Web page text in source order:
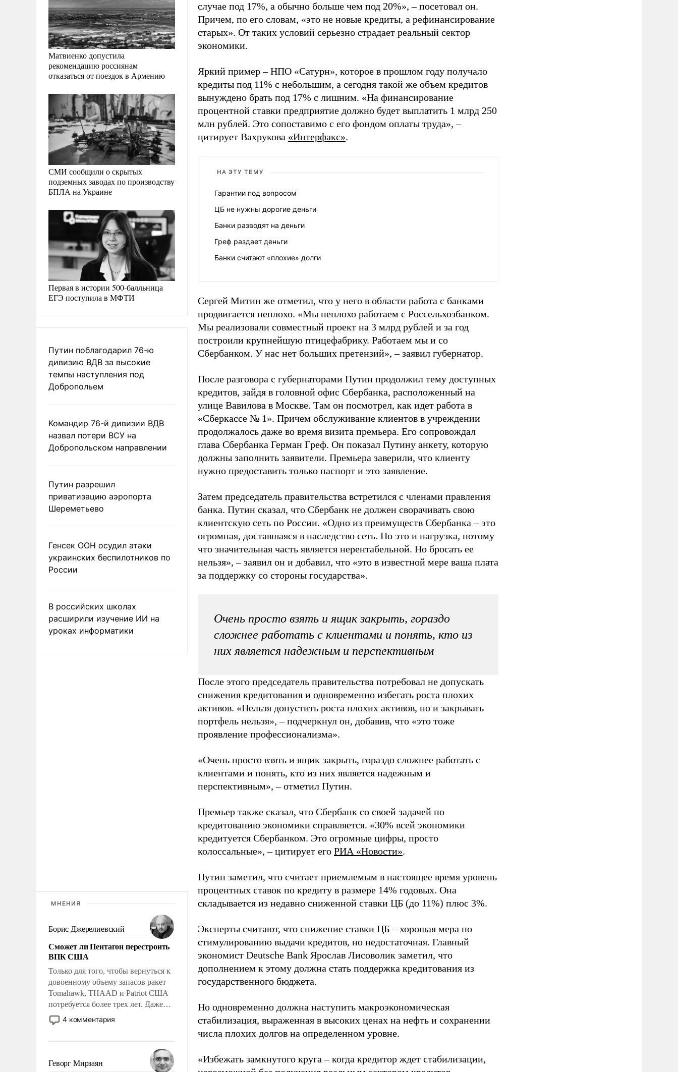
Матвиенко допустила
рекомендацию россиянам
отказаться от поездок в Армению
СМИ сообщили о скрытых
подземных заводах по производству
БПЛА на Украине
Первая в истории 500-балльница
ЕГЭ поступила в МФТИ
Путин поблагодарил 76-ю
дивизию ВДВ за высокие
темпы наступления под
Добропольем
Командир 76-й дивизии ВДВ
назвал потери ВСУ на
Добропольском направлении
Путин разрешил
приватизацию аэропорта
Шереметьево
Генсек ООН осудил атаки
украинских беспилотников по
России
В российских школах
расширили изучение ИИ на
уроках информатики
МНЕНИЯ
Борис Джерелиевский
Сможет ли Пентагон перестроить
ВПК США
Только для того, чтобы вернуться к
довоенному объему запасов ракет
Tomahawk, THAAD и Patriot США
потребуется более трех лет. Даже
небольшая война с Ираном
опустошила американские
уязвимости США, например, перед
4 комментария
Геворг Мирзаян
случае под 17%, а обычно больше чем под 20%», – посетовал он.
Причем, по его словам, «это не новые кредиты, а рефинансирование
старых». От таких условий серьезно страдает реальный сектор
экономики.
Яркий пример – НПО «Сатурн», которое в прошлом году получало
кредиты под 11% с небольшим, а сегодня такой же объем кредитов
вынуждено брать под 17% с лишним. «На финансирование
процентной ставки предприятие должно будет выплатить 1 млрд 250
млн рублей. Это сопоставимо с его фондом оплаты труда», –
цитирует Вахрукова «Интерфакс».
НА ЭТУ ТЕМУ
Гарантии под вопросом
ЦБ не нужны дорогие деньги
Банки разводят на деньги
Греф раздает деньги
Банки считают «плохие» долги
Сергей Митин же отметил, что у него в области работа с банками
продвигается неплохо. «Мы неплохо работаем с Россельхозбанком.
Мы реализовали совместный проект на 3 млрд рублей и за год
построили крупнейшую птицефабрику. Работаем мы и со
Сбербанком. У нас нет больших претензий», – заявил губернатор.
После разговора с губернаторами Путин продолжил тему доступных
кредитов, зайдя в головной офис Сбербанка, расположенный на
улице Вавилова в Москве. Там он посмотрел, как идет работа в
«Сберкассе № 1». Причем обслуживание клиентов в учреждении
продолжалось даже во время визита премьера. Его сопровождал
глава Сбербанка Герман Греф. Он показал Путину анкету, которую
должны заполнить заявители. Премьера заверили, что клиенту
нужно предоставить только паспорт и это заявление.
Затем председатель правительства встретился с членами правления
банка. Путин сказал, что Сбербанк не должен сворачивать свою
клиентскую сеть по России. «Одно из преимуществ Сбербанка – это
огромная, доставшаяся в наследство сеть. Но это и нагрузка, потому
что значительная часть является нерентабельной. Но бросать ее
нельзя», – заявил он и добавил, что «это в известной мере ваша плата
за поддержку со стороны государства».
Очень просто взять и ящик закрыть, гораздо
сложнее работать с клиентами и понять, кто из
них является надежным и перспективным
После этого председатель правительства потребовал не допускать
снижения кредитования и одновременно избегать роста плохих
активов. «Нельзя допустить роста плохих активов, но и закрывать
портфель нельзя», – подчеркнул он, добавив, что «это тоже
проявление профессионализма».
«Очень просто взять и ящик закрыть, гораздо сложнее работать с
клиентами и понять, кто из них является надежным и
перспективным», – отметил Путин.
Премьер также сказал, что Сбербанк со своей задачей по
кредитованию экономики справляется. «30% всей экономики
кредитуется Сбербанком. Это огромные цифры, просто
колоссальные», – цитирует его РИА «Новости».
Путин заметил, что считает приемлемым в настоящее время уровень
процентных ставок по кредиту в размере 14% годовых. Она
складывается из недавно сниженной ставки ЦБ (до 11%) плюс 3%.
Эксперты считают, что снижение ставки ЦБ – хорошая мера по
стимулированию выдачи кредитов, но недостаточная. Главный
экономист Deutsche Bank Ярослав Лисоволик заметил, что
дополнением к этому должна стать поддержка кредитования из
государственного бюджета.
Но одновременно должна наступить макроэкономическая
стабилизация, выраженная в высоких ценах на нефть и сохранении
числа плохих долгов на определенном уровне.
«Избежать замкнутого круга – когда кредитор ждет стабилизации,